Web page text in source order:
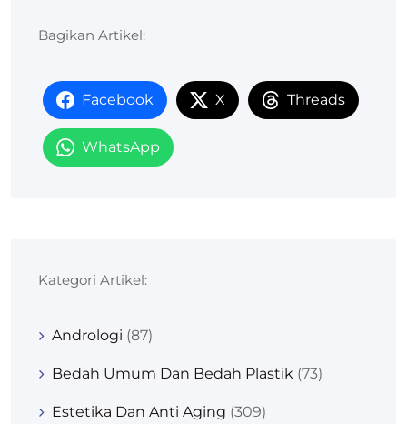
Bagikan Artikel:
Facebook X Threads
WhatsApp
Kategori Artikel:
Andrologi (87)
Bedah Umum Dan Bedah Plastik (73)
Estetika Dan Anti Aging (309)